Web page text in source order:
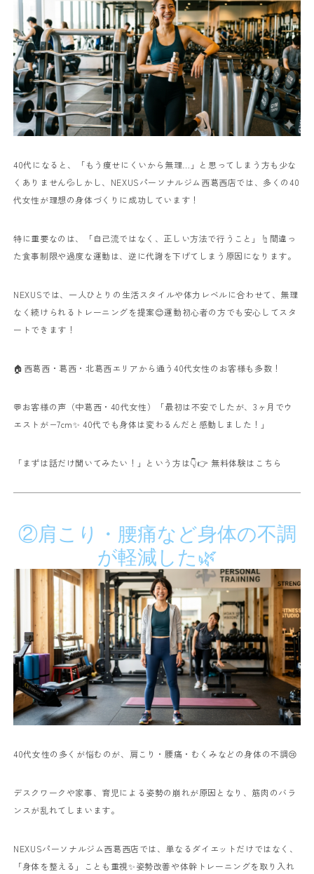
40代になると、「もう痩せにくいから無理…」と思ってしまう方も少な
くありません💦しかし、NEXUSパーソナルジム西葛西店では、多くの40
代女性が理想の身体づくりに成功しています！
特に重要なのは、「自己流ではなく、正しい方法で行うこと」☝️ 間違っ
た食事制限や過度な運動は、逆に代謝を下げてしまう原因になります。
NEXUSでは、一人ひとりの生活スタイルや体力レベルに合わせて、無理
なく続けられるトレーニングを提案😊運動初心者の方でも安心してスタ
ートできます！
🏠西葛西・葛西・北葛西エリアから通う40代女性のお客様も多数！
💬お客様の声（中葛西・40代女性）
「最初は不安でしたが、3ヶ月でウ
エストが−7cm✨ 40代でも身体は変わるんだと感動しました！」
「まずは話だけ聞いてみたい！」という方は👇👉 無料体験はこちら
②肩こり・腰痛など身体の不調
が軽減した🌿
40代女性の多くが悩むのが、肩こり・腰痛・むくみなどの身体の不調😢
デスクワークや家事、育児による姿勢の崩れが原因となり、筋肉のバラ
ンスが乱れてしまいます。
NEXUSパーソナルジム西葛西店では、単なるダイエットだけではなく、
「身体を整える」ことも重視✨姿勢改善や体幹トレーニングを取り入れ